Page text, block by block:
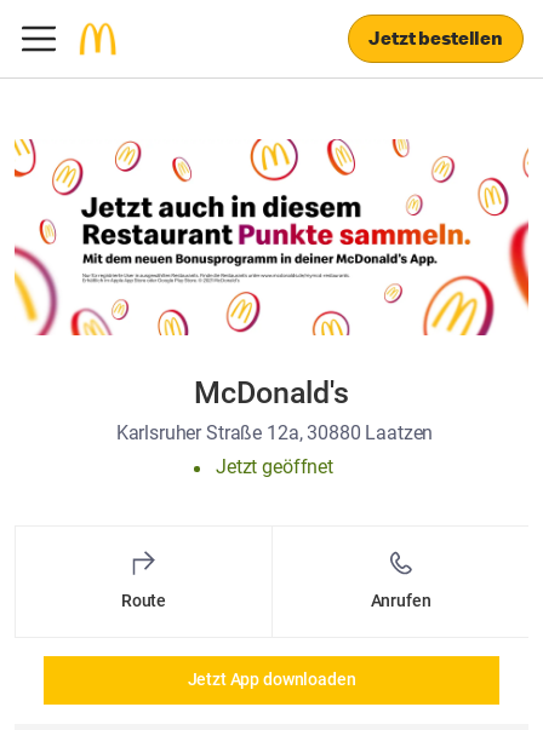
Jetzt bestellen
McDonald's
Karlsruher Straße 12a, 30880 Laatzen
Jetzt geöffnet
Route Anrufen
Jetzt App downloaden